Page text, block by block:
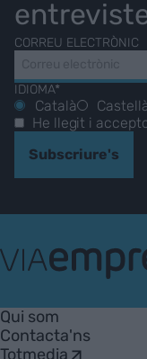
CORREU ELECTRÒNIC
IDIOMA*
Català
Castellà
He llegit i
Subscriure's
Empresa
Qui som
Contacta'ns
Totmedia